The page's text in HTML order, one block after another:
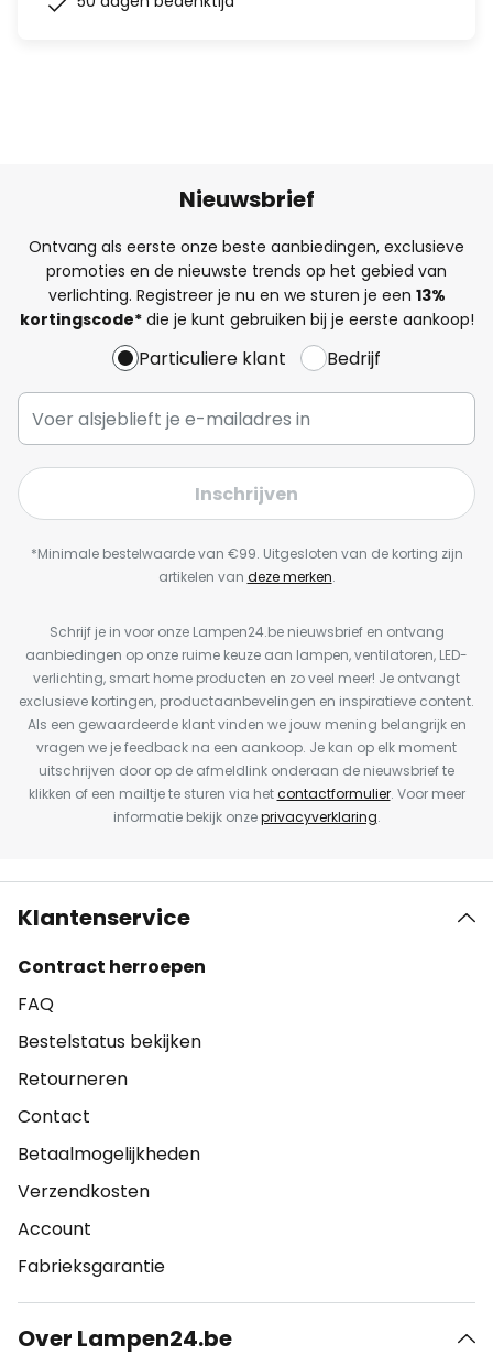
Nieuwsbrief
Ontvang als eerste onze beste aanbiedingen, exclusieve
promoties en de nieuwste trends op het gebied van
verlichting. Registreer je nu en we sturen je een 13%
kortingscode*die je kunt gebruiken bij je eerste aankoop!
Particuliere klant Bedrijf
Inschrijven
*Minimale bestelwaarde van €99. Uitgesloten van de korting zijn
artikelen van deze merken.
Schrijf je in voor onze Lampen24.be nieuwsbrief en ontvang
aanbiedingen op onze ruime keuze aan lampen, ventilatoren, LED-
verlichting, smart home producten en zo veel meer! Je ontvangt
exclusieve kortingen, productaanbevelingen en inspiratieve content.
Als een gewaardeerde klant vinden we jouw mening belangrijk en
vragen we je feedback na een aankoop. Je kan op elk moment
uitschrijven door op de afmeldlink onderaan de nieuwsbrief te
klikken of een mailtje te sturen via hetcontactformulier. Voor meer
informatie bekijk onzeprivacyverklaring.
Klantenservice
Contract herroepen
FAQ
Bestelstatus bekijken
Retourneren
Contact
Betaalmogelijkheden
Verzendkosten
Account
Fabrieksgarantie
Over Lampen24.be